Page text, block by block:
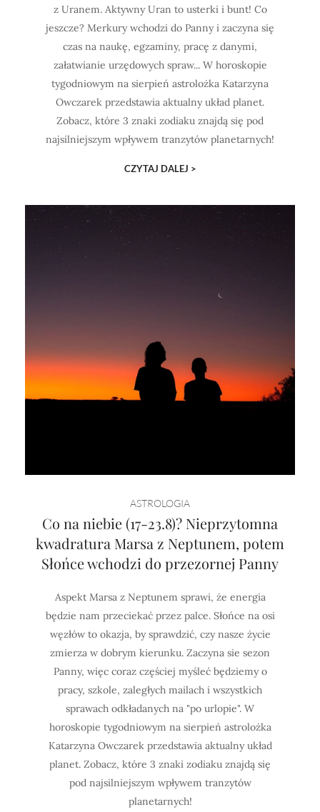
z Uranem. Aktywny Uran to usterki i bunt! Co
jeszcze? Merkury wchodzi do Panny i zaczyna się
czas na naukę, egzaminy, pracę z danymi,
załatwianie urzędowych spraw... W horoskopie
tygodniowym na sierpień astrolożka Katarzyna
Owczarek przedstawia aktualny układ planet.
Zobacz, które 3 znaki zodiaku znajdą się pod
najsilniejszym wpływem tranzytów planetarnych!
CZYTAJ DALEJ >
ASTROLOGIA
Co na niebie (17-23.8)? Nieprzytomna
kwadratura Marsa z Neptunem, potem
Słońce wchodzi do przezornej Panny
Aspekt Marsa z Neptunem sprawi, że energia
będzie nam przeciekać przez palce. Słońce na osi
węzłów to okazja, by sprawdzić, czy nasze życie
zmierza w dobrym kierunku. Zaczyna sie sezon
Panny, więc coraz częściej myśleć będziemy o
pracy, szkole, zaległych mailach i wszystkich
sprawach odkładanych na "po urlopie". W
horoskopie tygodniowym na sierpień astrolożka
Katarzyna Owczarek przedstawia aktualny układ
planet. Zobacz, które 3 znaki zodiaku znajdą się
pod najsilniejszym wpływem tranzytów
planetarnych!